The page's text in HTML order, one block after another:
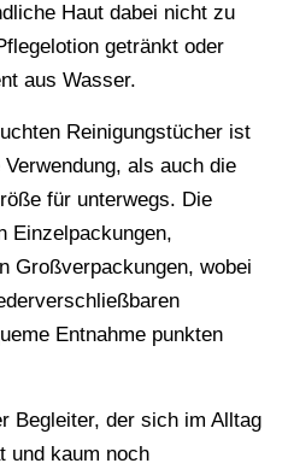
Haut dabei nicht zu
getränkt oder
aus Wasser.
Reinigungstücher ist
als auch die
für unterwegs. Die
Einzelpackungen,
Großverpackungen, wobei
Entnahme punkten
Begleiter, der sich im Alltag
und kaum noch